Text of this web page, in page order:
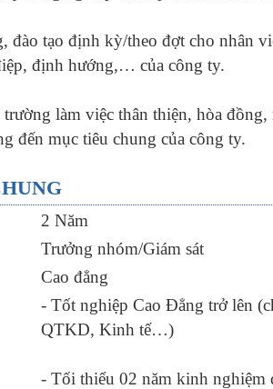
đào tạo định kỳ/theo đợt cho nhân
định hướng,… của công ty.
làm việc thân thiện, hòa
đến mục tiêu chung của công ty.
2 Năm
Trưởng nhóm/Giám sát
Cao đẳng
- Tốt nghiệp Cao Đẳng trở lên
QTKD, Kinh tế…)
- Tối thiểu 02 năm kinh nghiệm